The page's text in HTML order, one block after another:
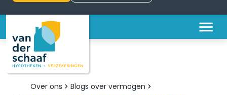
Over ons
Blogs over vermogen